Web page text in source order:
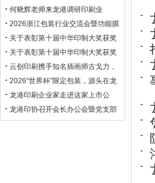
何晓辉老师来龙港调研印刷业
2026浙江包装行业交流会暨功能膜
材与涂布行业高峰论坛即将在龙港
召开！
关于表彰第十届中华印制大奖获奖
会员企业的通报！
关于表彰第十届中华印制大奖获奖
会员企业的通报！
云创印刷携手知名插画师古戈力，
开拓国风文创市场
2026“世界杯”限定包装，源头在龙
港
龙港印刷企业家走进这家上市公
司，学习数智化转型经验！
龙港印协召开会长办公会暨党支部